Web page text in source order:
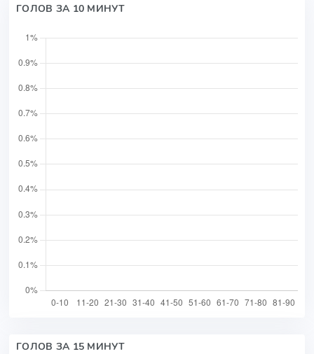
ГОЛОВ ЗА 10 МИНУТ
ГОЛОВ ЗА 15 МИНУТ